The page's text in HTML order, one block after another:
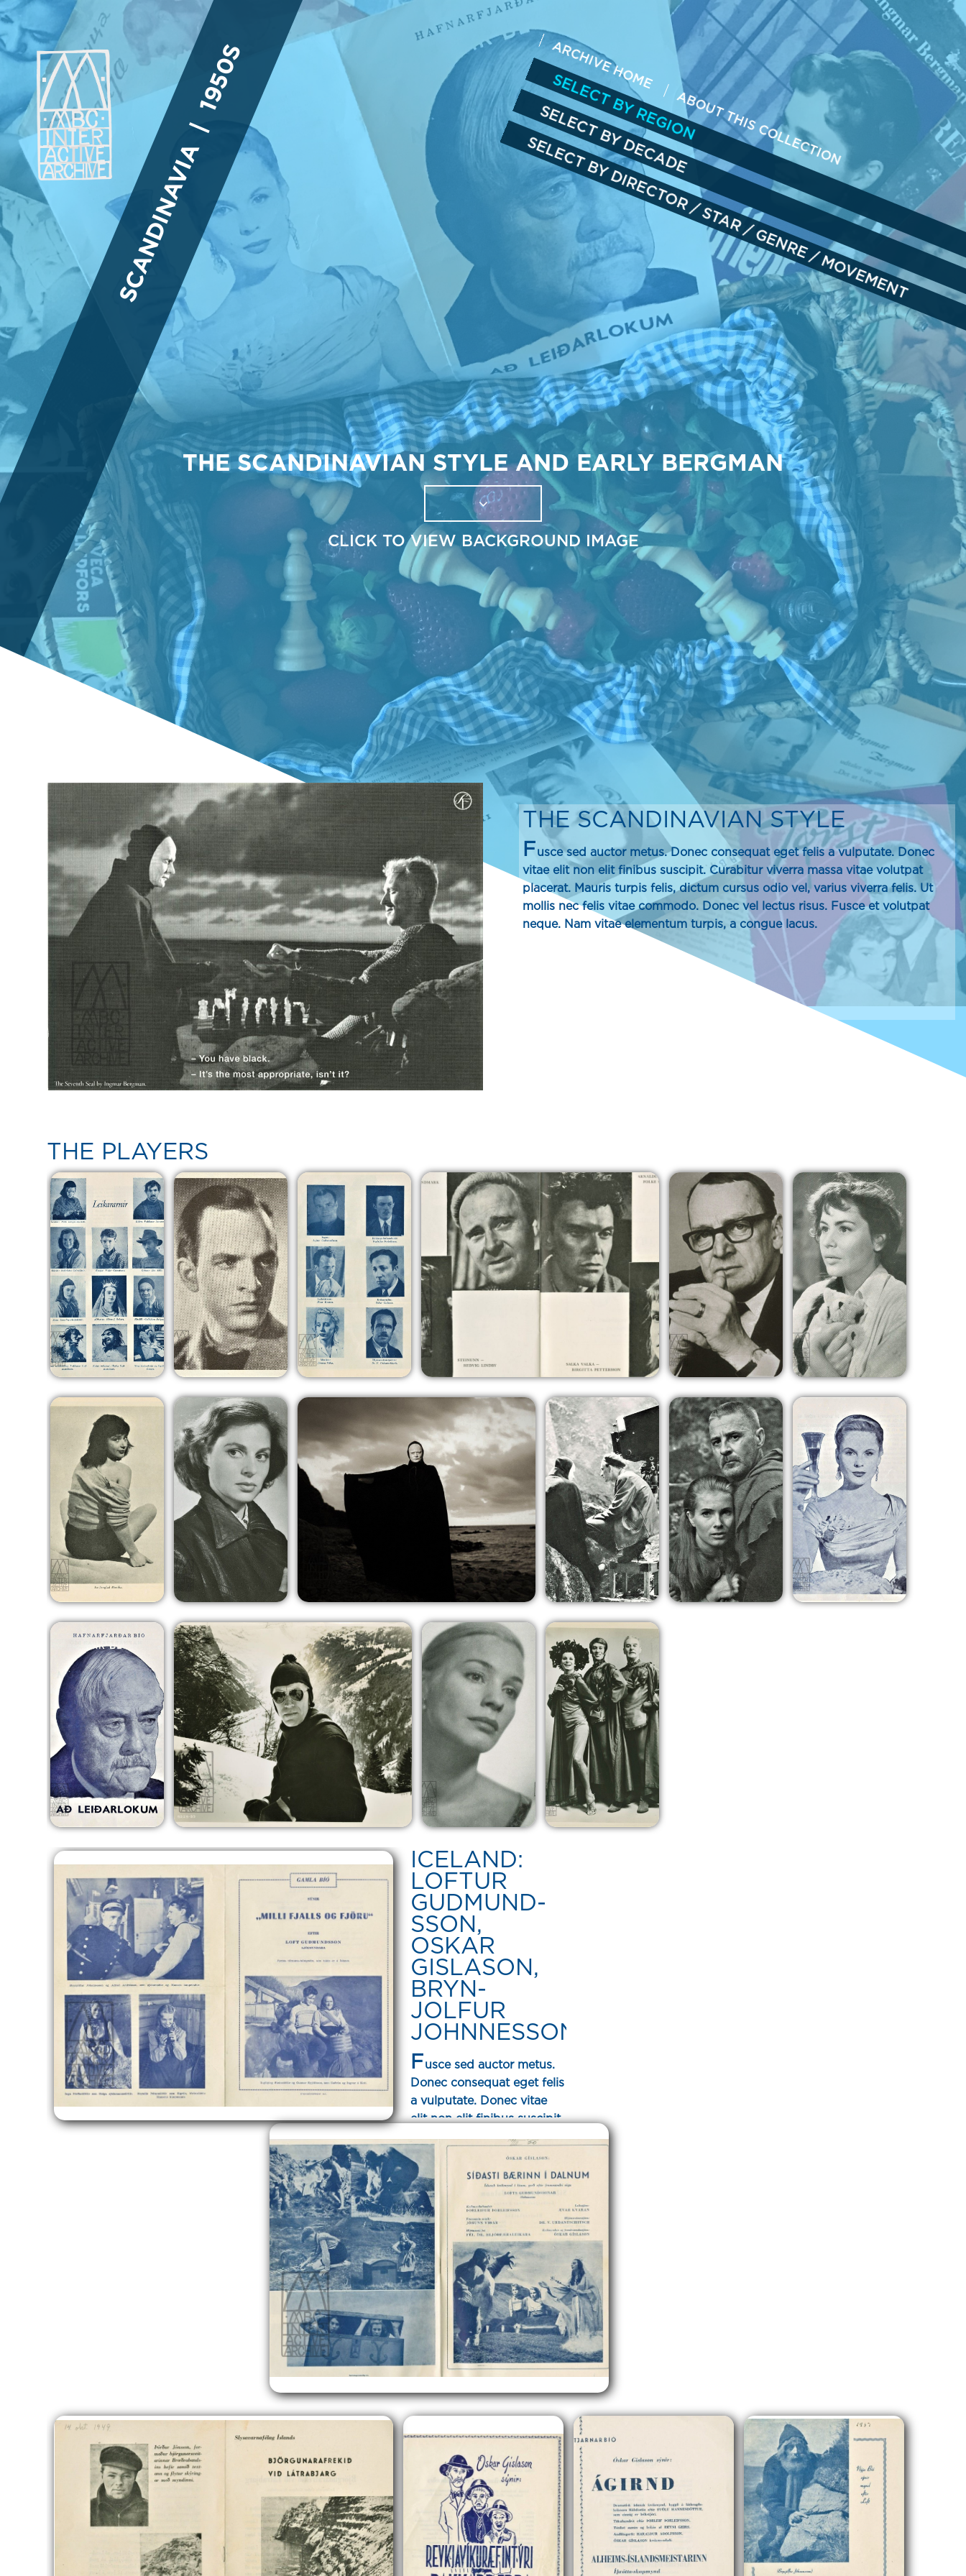
SCANDINAVIA | 1950S ARCHIVE HOME
ABOUT THIS COLLECTION
SELECT BY REGION
SELECT BY DECADE
SELECT BY DIRECTOR/STAR/GENRE/MOVEMENT
THE SCANDINAVIAN STYLE AND EARLY BERGMAN
CLICK TO VIEW BACKGROUND IMAGE
THE SCANDINAVIAN STYLE
Fusce sed auctor metus. Donec consequat eget felis a vulputate. Donec
vitae elit non elit finibus suscipit. Curabitur viverra massa vitae volutpat
placerat. Mauris turpis felis, dictum cursus odio vel, varius viverra felis. Ut
mollis nec felis vitae commodo. Donec vel lectus risus. Fusce et volutpat
neque. Nam vitae elementum turpis, a congue lacus.
THE PLAYERS
ICELAND:
LOFTUR
GUDMUND-
SSON,
OSKAR
GISLASON,
BRYN-
JOLFUR
JOHNNESSON
Fusce sed auctor metus.
Donec consequat eget felis
a vulputate. Donec vitae
elit non elit finibus suscipit.
Curabitur viverra massa
vitae volutpat placerat.
Mauris turpis felis, dictum
cursus odio vel, varius
viverra felis. Ut mollis nec
felis vitae commodo.
Donec vel lectus risus.
Fusce et volutpat neque.
Nam vitae elementum
turpis, a congue lacus.